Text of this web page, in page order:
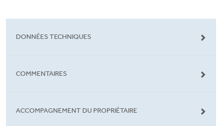
DONNÉES TECHNIQUES
COMMENTAIRES
ACCOMPAGNEMENT DU PROPRIÉTAIRE